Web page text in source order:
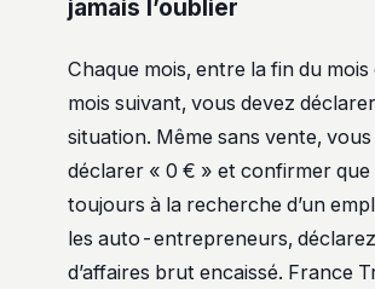
jamais l’oublier
Chaque mois, entre la fin du
mois suivant, vous devez
situation. Même sans vente, vous
déclarer « 0 € » et confirmer que
toujours à la recherche d’un
les auto-entrepreneurs,
d’affaires brut encaissé. France